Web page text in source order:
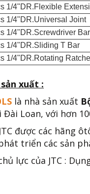
1/4"DR.Flexible
1/4"DR.Universal Joint
1/4"DR.Screwdriver Bar
1/4"DR.Sliding T Bar
1/4"DR.Rotating
xuất :
là nhà sản xuất
Loan, với hơn
được các hãng
triển các sản
lực của JTC :